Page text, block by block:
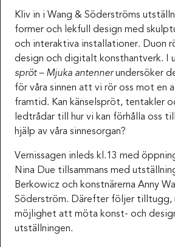
Kliv in i Wang & Söderströms
former och lekfull design med
och interaktiva installationer. Duon
design och digitalt konsthantverk. I
spröt – Mjuka antennerundersöker
för våra sinnen att vi rör oss mot en
framtid. Kan känselspröt, tentakler
ledtrådar till hur vi kan förhålla oss
hjälp av våra sinnesorgan?
Vernissagen inleds kl.13 med
Nina Due tillsammans med
Berkowicz och konstnärerna Anny
Söderström. Därefter följer tilltugg,
möjlighet att möta konst- och
utställningen.